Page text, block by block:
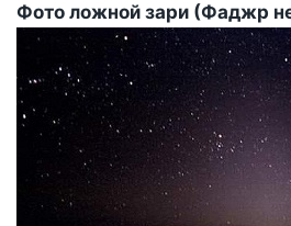
Фото ложной зари (Фаджр